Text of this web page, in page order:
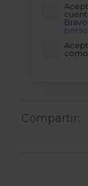
Compartir: